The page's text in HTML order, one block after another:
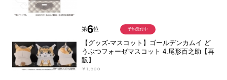
第6位
【グッズ-マスコット】ゴールデンカムイ ど
うぶつフォーゼマスコット 4.尾形百之助【再
販】
￥1,980
予約受付中